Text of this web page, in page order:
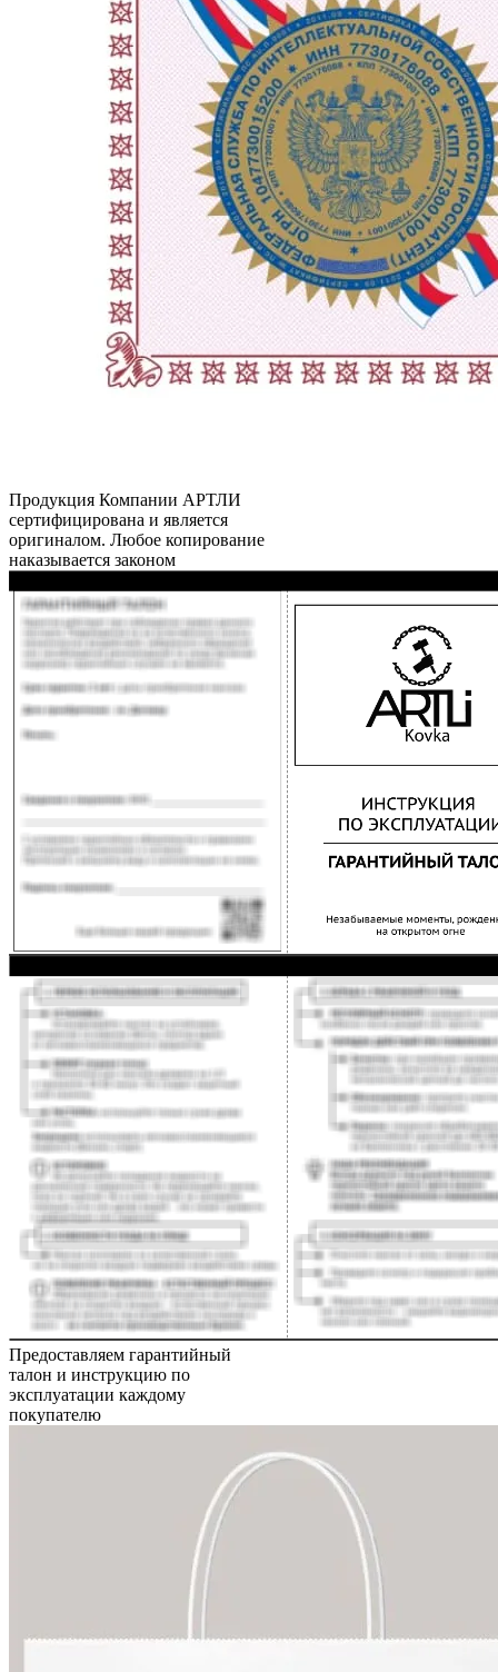
Продукция Компании АРТЛИ
сертифицирована и является
оригиналом. Любое копирование
наказывается законом
Предоставляем гарантийный
талон и инструкцию по
эксплуатации каждому
покупателю